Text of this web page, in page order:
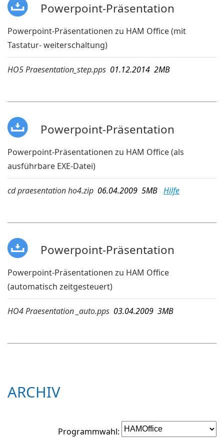
Powerpoint-Präsentation
Powerpoint-Präsentationen zu HAM Office (mit
Tastatur- weiterschaltung)
HO5 Praesentation_step.pps 01.12.2014 2MB
Powerpoint-Präsentation
Powerpoint-Präsentationen zu HAM Office (als
ausführbare EXE-Datei)
cd praesentation ho4.zip 06.04.2009 5MB Hilfe
Powerpoint-Präsentation
Powerpoint-Präsentationen zu HAM Office
(automatisch zeitgesteuert)
HO4 Praesentation _auto.pps 03.04.2009 3MB
ARCHIV
Programmwahl: